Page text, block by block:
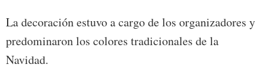
La decoración estuvo a cargo de los organizadores y
predominaron los colores tradicionales de la
Navidad.